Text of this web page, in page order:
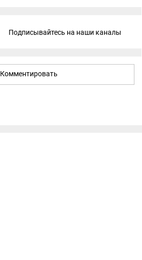
Подписывайтесь на наши каналы
Комментировать